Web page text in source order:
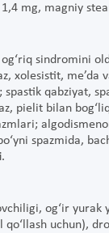
mg, magniy
sindromini
xolesistit, me’da
qabziyat,
pielit bilan
spazmida,
og‘ir yurak
uchun),